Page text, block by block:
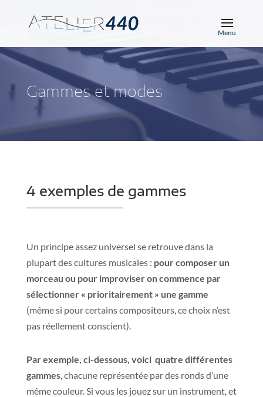
Gammes et modes
4 exemples de gammes
Un principe assez universel se retrouve dans la
plupart des cultures musicales : pour composer un
morceau ou pour improviser on commence par
sélectionner « prioritairement » une gamme
(même si pour certains compositeurs, ce choix n’est
pas réellement conscient).
Par exemple, ci-dessous, voici quatre différentes
gammes, chacune représentée par des ronds d’une
même couleur. Si vous les jouez sur un instrument, et